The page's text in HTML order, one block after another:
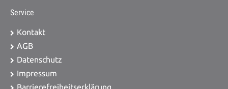
Service
Kontakt
AGB
Datenschutz
Impressum
Barrierefreiheitserklärung